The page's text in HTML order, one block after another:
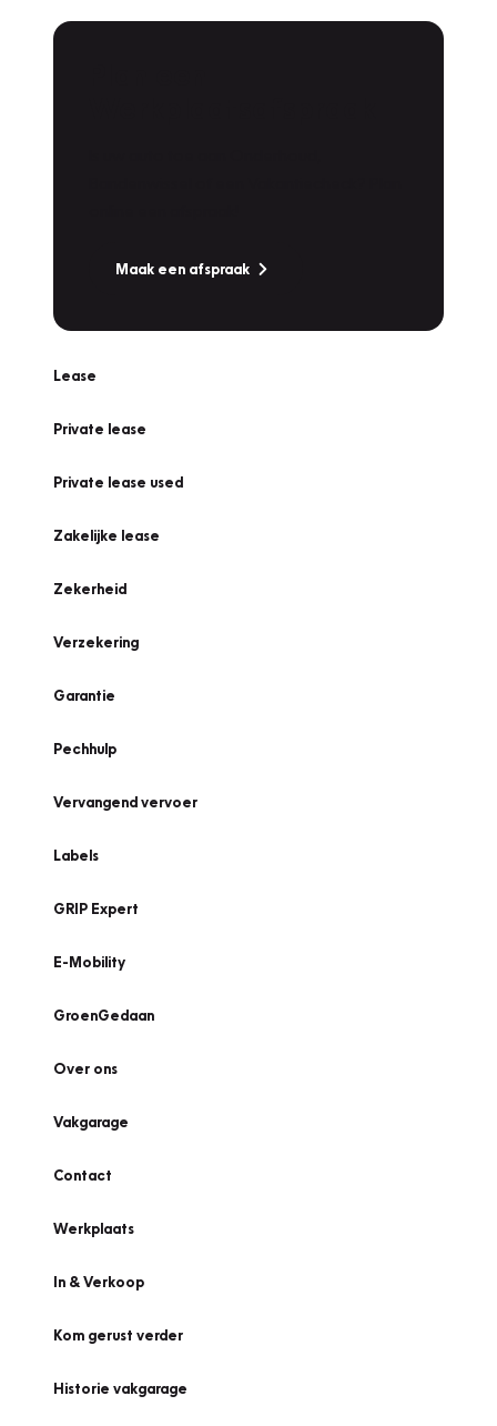
Maak een afspraak
Lease
Private lease
Private lease used
Zakelijke lease
Zekerheid
Verzekering
Garantie
Pechhulp
Vervangend vervoer
Labels
GRIP Expert
E-Mobility
GroenGedaan
Over ons
Vakgarage
Contact
Werkplaats
In & Verkoop
Kom gerust verder
Historie vakgarage